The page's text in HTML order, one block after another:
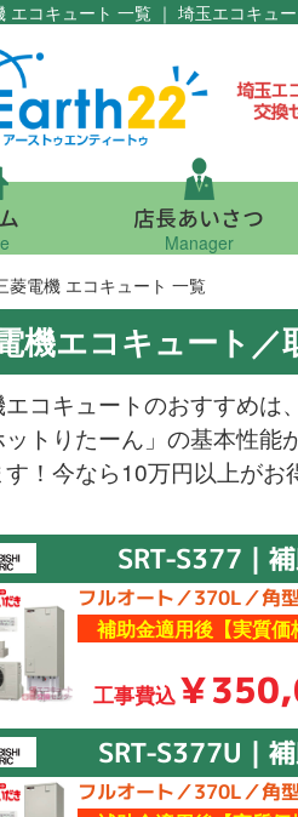
エコキュート 一覧 ｜ 埼玉エコキュ
店長あいさつ
Manager
菱電機 エコキュート 一覧
機エコキュート／
コキュートのおすすめは
トりたーん」の基本性能
！今なら10万円以上がお
SRT-S377｜
フルオート／370L／角
補助金適用後【実質価
工事費込￥
SRT-S377U｜
フルオート／370L／角